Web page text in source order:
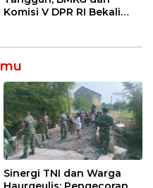
Komisi V DPR RI Bekali
Sinergi TNI dan Warga